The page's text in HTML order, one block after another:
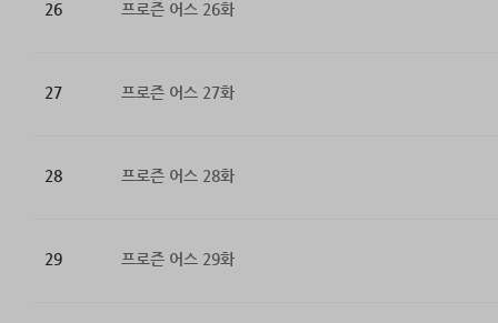
26 프로즌 어스 26화
27 프로즌 어스 27화
28 프로즌 어스 28화
29 프로즌 어스 29화